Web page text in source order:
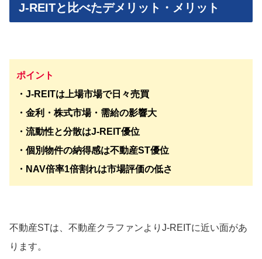
J-REITと比べたデメリット・メリット
ポイント
・J-REITは上場市場で日々売買
・金利・株式市場・需給の影響大
・流動性と分散はJ-REIT優位
・個別物件の納得感は不動産ST優位
・NAV倍率1倍割れは市場評価の低さ
不動産STは、不動産クラファンよりJ-REITに近い面があ
ります。